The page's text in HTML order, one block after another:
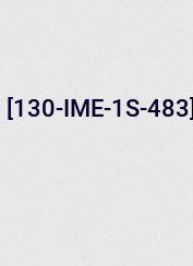
IME-1S-483]